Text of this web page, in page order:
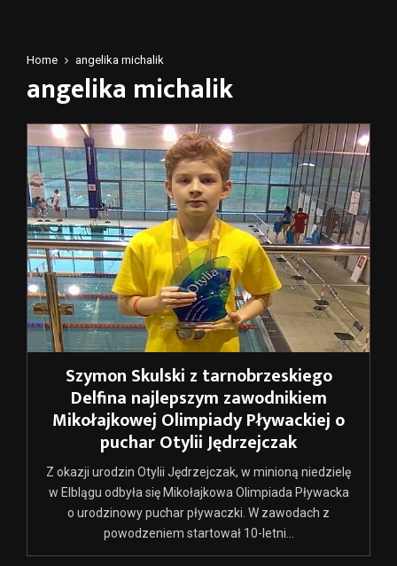
Home angelika michalik
angelika michalik
Szymon Skulski z tarnobrzeskiego
Delfina najlepszym zawodnikiem
Mikołajkowej Olimpiady Pływackiej o
puchar Otylii Jędrzejczak
Z okazji urodzin Otylii Jędrzejczak, w minioną niedzielę
w Elblągu odbyła się Mikołajkowa Olimpiada Pływacka
o urodzinowy puchar pływaczki. W zawodach z
powodzeniem startował 10-letni...